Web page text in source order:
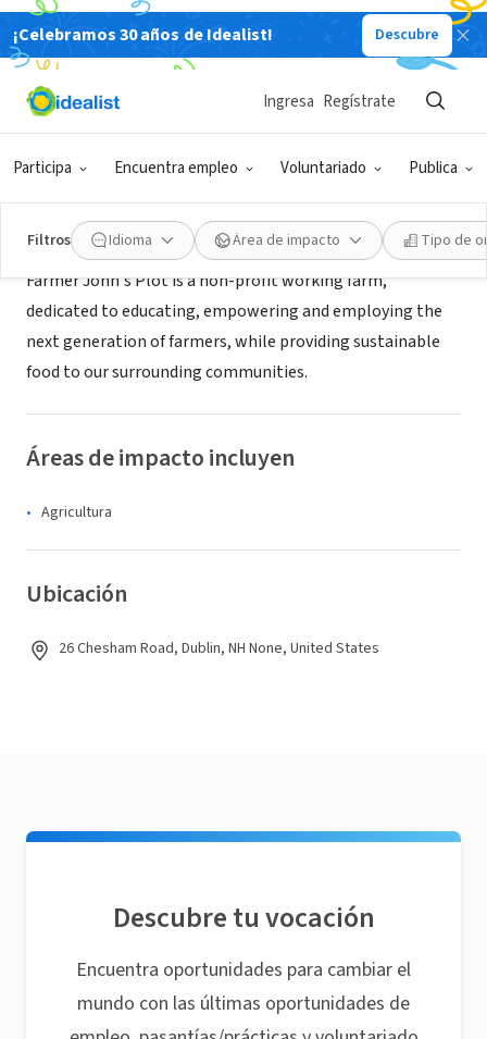
¡Celebramos 30 años de Idealist! Descubre
Participa Encuentra empleo Voluntariado Publica
Ingresa Regístrate
Filtros Idioma Área de impacto Tipo de
ORGANIZACIÓN SIN FIN DE LUCRO
Farmer John's Plot
Acerca de
Farmer John's Plot is a non-profit working farm,
dedicated to educating, empowering and employing the
next generation of farmers, while providing sustainable
food to our surrounding communities.
Áreas de impacto incluyen
Agricultura
Ubicación
26 Chesham Road, Dublin, NH None, United States
Descubre tu vocación
Encuentra oportunidades para cambiar el
mundo con las últimas oportunidades de